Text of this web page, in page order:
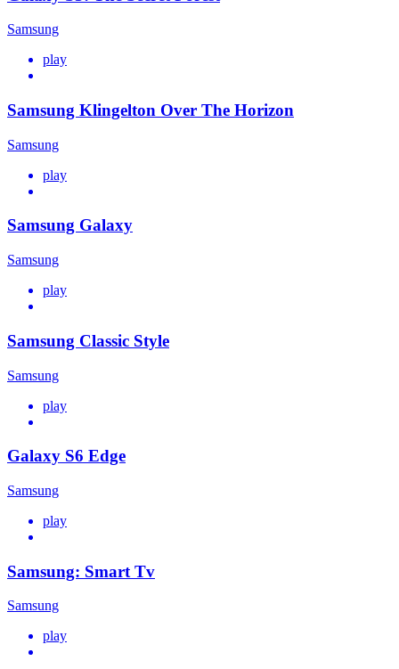
Samsung
play
Samsung Klingelton Over The Horizon
Samsung
play
Samsung Galaxy
Samsung
play
Samsung Classic Style
Samsung
play
Galaxy S6 Edge
Samsung
play
Samsung: Smart Tv
Samsung
play